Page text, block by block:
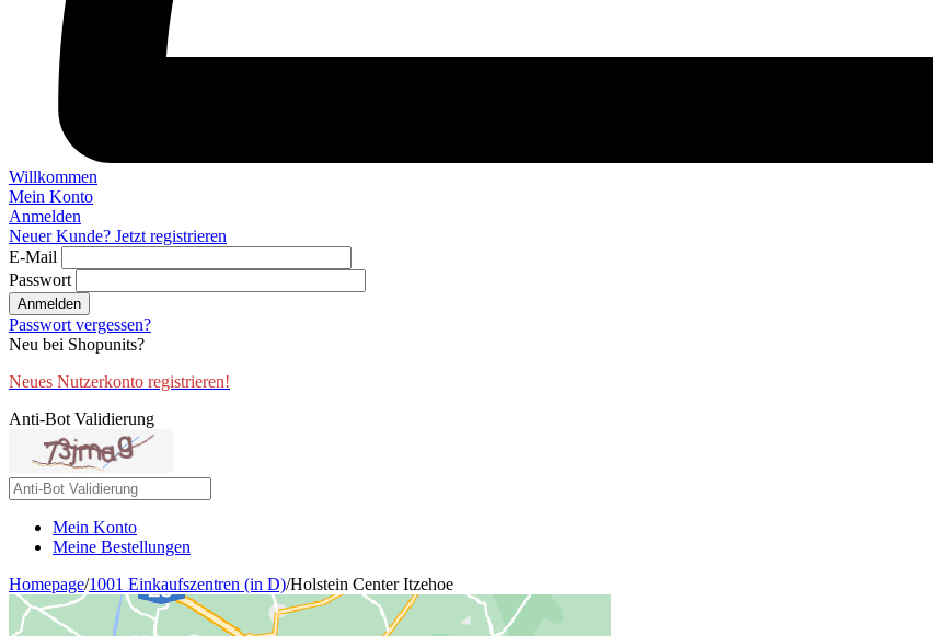
Willkommen
Mein Konto
Anmelden
Neuer Kunde? Jetzt registrieren
E-Mail
Passwort
Anmelden
Passwort vergessen?
Neu bei Shopunits?
Neues Nutzerkonto registrieren!
Anti-Bot Validierung
Mein Konto
Meine Bestellungen
Homepage/1001 Einkaufszentren (in D)/Holstein Center Itzehoe